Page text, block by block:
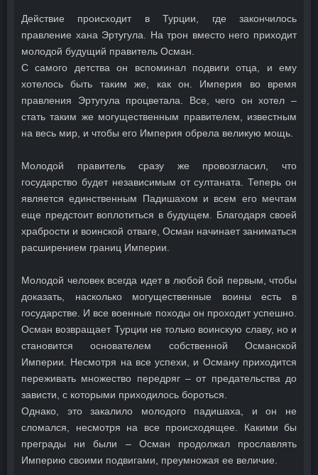
Действие происходит в Турции, где закончилось
правление хана Эртугула. На трон вместо него приходит
молодой будущий правитель Осман.
С самого детства он вспоминал подвиги отца, и ему
хотелось быть таким же, как он. Империя во время
правления Эртугула процветала. Все, чего он хотел –
стать таким же могущественным правителем, известным
на весь мир, и чтобы его Империя обрела великую мощь.
Молодой правитель сразу же провозгласил, что
государство будет независимым от султаната. Теперь он
является единственным Падишахом и всем его мечтам
еще предстоит воплотиться в будущем. Благодаря своей
храбрости и воинской отваге, Осман начинает заниматься
расширением границ Империи.
Молодой человек всегда идет в любой бой первым, чтобы
доказать, насколько могущественные воины есть в
государстве. И все военные походы он проходит успешно.
Осман возвращает Турции не только воинскую славу, но и
становится основателем собственной Османской
Империи. Несмотря на все успехи, и Осману приходится
переживать множество передряг – от предательства до
зависти, с которыми приходилось бороться.
Однако, это закалило молодого падишаха, и он не
сломался, несмотря на все происходящее. Какими бы
преграды ни были – Осман продолжал прославлять
Империю своими подвигами, преумножая ее величие.